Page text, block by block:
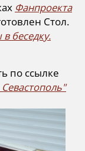
Фанпроекта
Стол.
в беседку.
по ссылке